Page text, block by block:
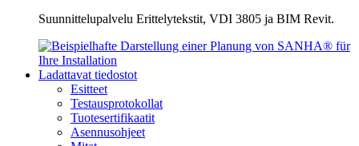
Suunnittelupalvelu Erittelytekstit, VDI 3805 ja BIM Revit.
Ladattavat tiedostot
Esitteet
Testausprotokollat
Tuotesertifikaatit
Asennusohjeet